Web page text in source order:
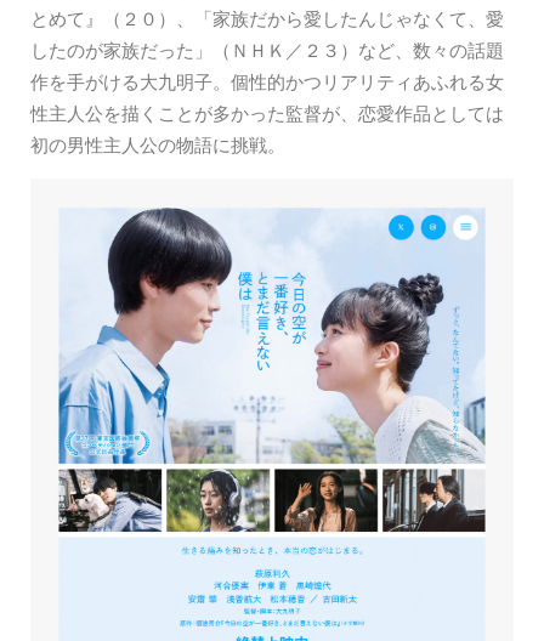
とめて』（２０）、「家族だから愛したんじゃなくて、愛
したのが家族だった」（ＮＨＫ／２３）など、数々の話題
作を手がける大九明子。個性的かつリアリティあふれる女
性主人公を描くことが多かった監督が、恋愛作品としては
初の男性主人公の物語に挑戦。